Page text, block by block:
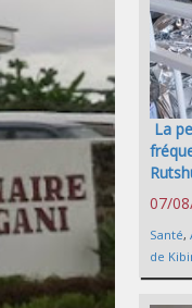
La
07/
Santé,
de